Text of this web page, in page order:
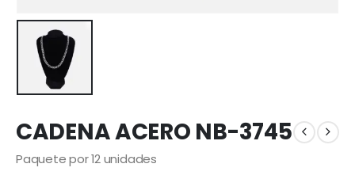
CADENA ACERO NB-3745
Paquete por 12 unidades